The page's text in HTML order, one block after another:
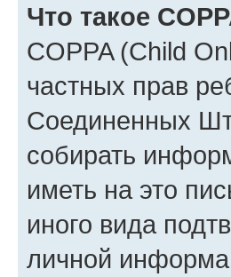
Что такое
COPPA (Child
частных прав
Соединенных
собирать
иметь на это
иного вида
личной